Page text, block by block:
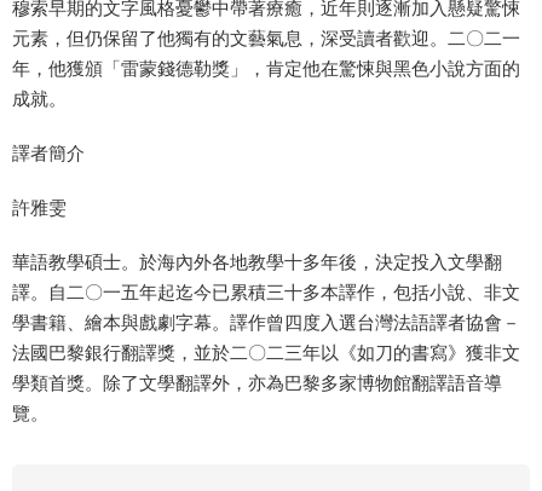
穆索早期的文字風格憂鬱中帶著療癒，近年則逐漸加入懸疑驚悚
元素，但仍保留了他獨有的文藝氣息，深受讀者歡迎。二〇二一
年，他獲頒「雷蒙錢德勒獎」，肯定他在驚悚與黑色小說方面的
成就。
譯者簡介
許雅雯
華語教學碩士。於海內外各地教學十多年後，決定投入文學翻
譯。自二〇一五年起迄今已累積三十多本譯作，包括小說、非文
學書籍、繪本與戲劇字幕。譯作曾四度入選台灣法語譯者協會－
法國巴黎銀行翻譯獎，並於二〇二三年以《如刀的書寫》獲非文
學類首獎。除了文學翻譯外，亦為巴黎多家博物館翻譯語音導
覽。